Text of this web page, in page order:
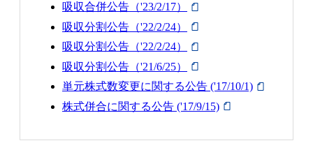
吸収合併公告（'23/2/17）
吸収分割公告（'22/2/24）
吸収分割公告（'22/2/24）
吸収分割公告（'21/6/25）
単元株式数変更に関する公告 ('17/10/1)
株式併合に関する公告 ('17/9/15)